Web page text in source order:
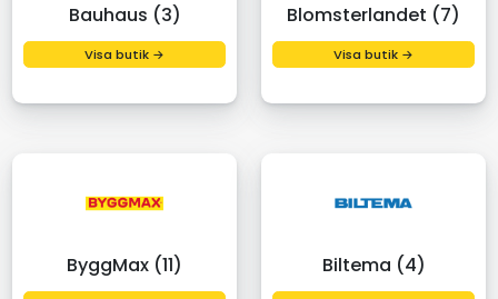
Bauhaus (3)
Visa butik →
Blomsterlandet (7)
Visa butik →
ByggMax (11) Biltema (4)